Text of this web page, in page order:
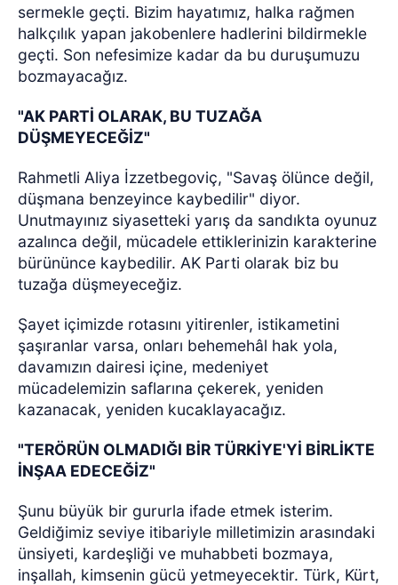
sermekle geçti. Bizim hayatımız, halka rağmen
halkçılık yapan jakobenlere hadlerini bildirmekle
geçti. Son nefesimize kadar da bu duruşumuzu
bozmayacağız.
"AK PARTİ OLARAK, BU TUZAĞA
DÜŞMEYECEĞİZ"
Rahmetli Aliya İzzetbegoviç, "Savaş ölünce değil,
düşmana benzeyince kaybedilir" diyor.
Unutmayınız siyasetteki yarış da sandıkta oyunuz
azalınca değil, mücadele ettiklerinizin karakterine
bürününce kaybedilir. AK Parti olarak biz bu
tuzağa düşmeyeceğiz.
Şayet içimizde rotasını yitirenler, istikametini
şaşıranlar varsa, onları behemehâl hak yola,
davamızın dairesi içine, medeniyet
mücadelemizin saflarına çekerek, yeniden
kazanacak, yeniden kucaklayacağız.
"TERÖRÜN OLMADIĞI BİR TÜRKİYE'Yİ BİRLİKTE
İNŞAA EDECEĞİZ"
Şunu büyük bir gururla ifade etmek isterim.
Geldiğimiz seviye itibariyle milletimizin arasındaki
ünsiyeti, kardeşliği ve muhabbeti bozmaya,
inşallah, kimsenin gücü yetmeyecektir. Türk, Kürt,